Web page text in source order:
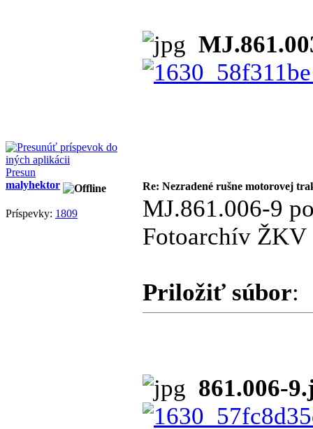
Presun
malyhektor
Re: Nezradené rušne motorovej
Príspevky: 1809
MJ.861.006-9
Fotoarchív ŽKV
Priložiť súbor:
861.006-